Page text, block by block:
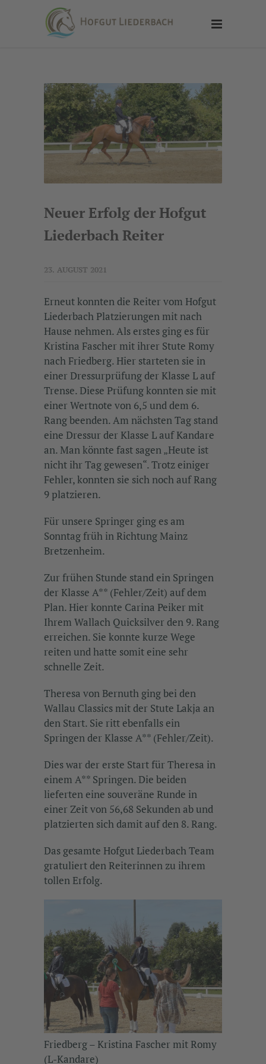
Neuer Erfolg der Hofgut
Liederbach Reiter
23. AUGUST 2021
Erneut konnten die Reiter vom Hofgut
Liederbach Platzierungen mit nach
Hause nehmen. Als erstes ging es für
Kristina Fascher mit ihrer Stute Romy
nach Friedberg. Hier starteten sie in
einer Dressurprüfung der Klasse L auf
Trense. Diese Prüfung konnten sie mit
einer Wertnote von 6,5 und dem 6.
Rang beenden. Am nächsten Tag stand
eine Dressur der Klasse L auf Kandare
an. Man könnte fast sagen „Heute ist
nicht ihr Tag gewesen“. Trotz einiger
Fehler, konnten sie sich noch auf Rang
9 platzieren.
Für unsere Springer ging es am
Sonntag früh in Richtung Mainz
Bretzenheim.
Zur frühen Stunde stand ein Springen
der Klasse A** (Fehler/Zeit) auf dem
Plan. Hier konnte Carina Peiker mit
Ihrem Wallach Quicksilver den 9. Rang
erreichen. Sie konnte kurze Wege
reiten und hatte somit eine sehr
schnelle Zeit.
Theresa von Bernuth ging bei den
Wallau Classics mit der Stute Lakja an
den Start. Sie ritt ebenfalls ein
Springen der Klasse A** (Fehler/Zeit).
Dies war der erste Start für Theresa in
einem A** Springen. Die beiden
lieferten eine souveräne Runde in
einer Zeit von 56,68 Sekunden ab und
platzierten sich damit auf den 8. Rang.
Das gesamte Hofgut Liederbach Team
gratuliert den Reiterinnen zu ihrem
tollen Erfolg.
Friedberg – Kristina Fascher mit Romy
(L-Kandare)